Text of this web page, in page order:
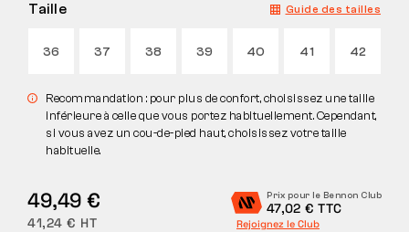
Taille Guide des tailles
36 37 38 39 40 41 42
Recommandation : pour plus de confort, choisissez une taille
inférieure à celle que vous portez habituellement. Cependant,
si vous avez un cou-de-pied haut, choisissez votre taille
habituelle.
49,49 €
41,24 € HT
Prix pour le Bennon Club
47,02 € TTC
Rejoignez le Club